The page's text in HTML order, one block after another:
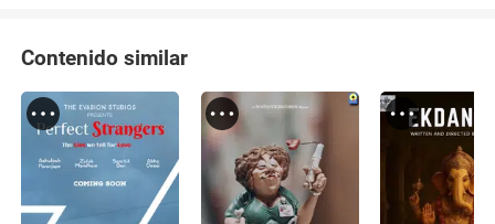
Contenido similar